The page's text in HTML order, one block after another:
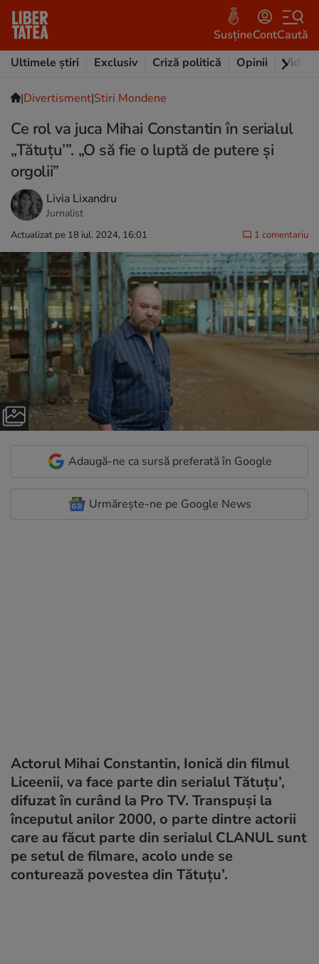
SusțineContCaută
Ultimele știri
Exclusiv Criză politică Opinii Video
|Divertisment|Stiri Mondene
Ce rol va juca Mihai Constantin în serialul
„Tătuțu’”. „O să fie o luptă de putere și
orgolii”
Livia Lixandru
Jurnalist
Actualizat pe 18 iul. 2024, 16:01 1 comentariu
Adaugă-ne ca sursă preferată în Google
Urmărește-ne pe Google News
Actorul Mihai Constantin, Ionică din filmul
Liceenii, va face parte din serialul Tătuțu’,
difuzat în curând la Pro TV. Transpuși la
începutul anilor 2000, o parte dintre actorii
care au făcut parte din serialul CLANUL sunt
pe setul de filmare, acolo unde se
conturează povestea din Tătuțu’.